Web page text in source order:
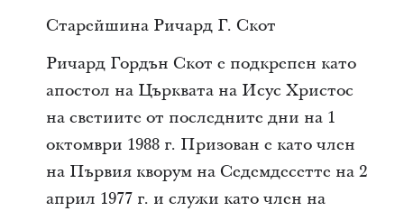
Старейшина Ричард Г. Скот
Ричард Гордън Скот е подкрепен като
апостол на Църквата на Исус Христос
на светиите от последните дни на 1
октомври 1988 г. Призован е като член
на Първия кворум на Седемдесетте на 2
април 1977 г. и служи като член на